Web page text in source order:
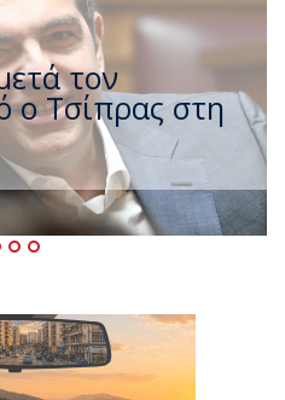
κύμα
Κελσίου
τον